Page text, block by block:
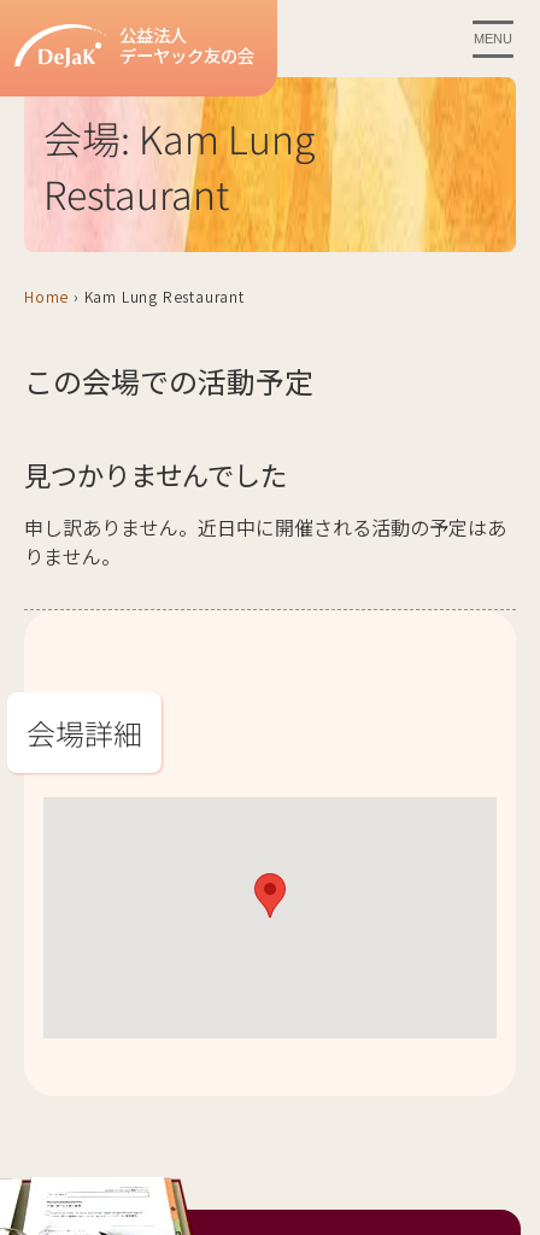
公益法人
デーヤック友の会
MENU
会場: Kam Lung
Restaurant
Home › Kam Lung Restaurant
この会場での活動予定
見つかりませんでした
申し訳ありません。近日中に開催される活動の予定はあ
りません。
会場詳細